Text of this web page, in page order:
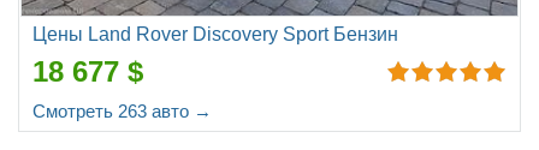
Цены Land Rover Discovery Sport Бензин
18 677 $
Смотреть 263 авто →